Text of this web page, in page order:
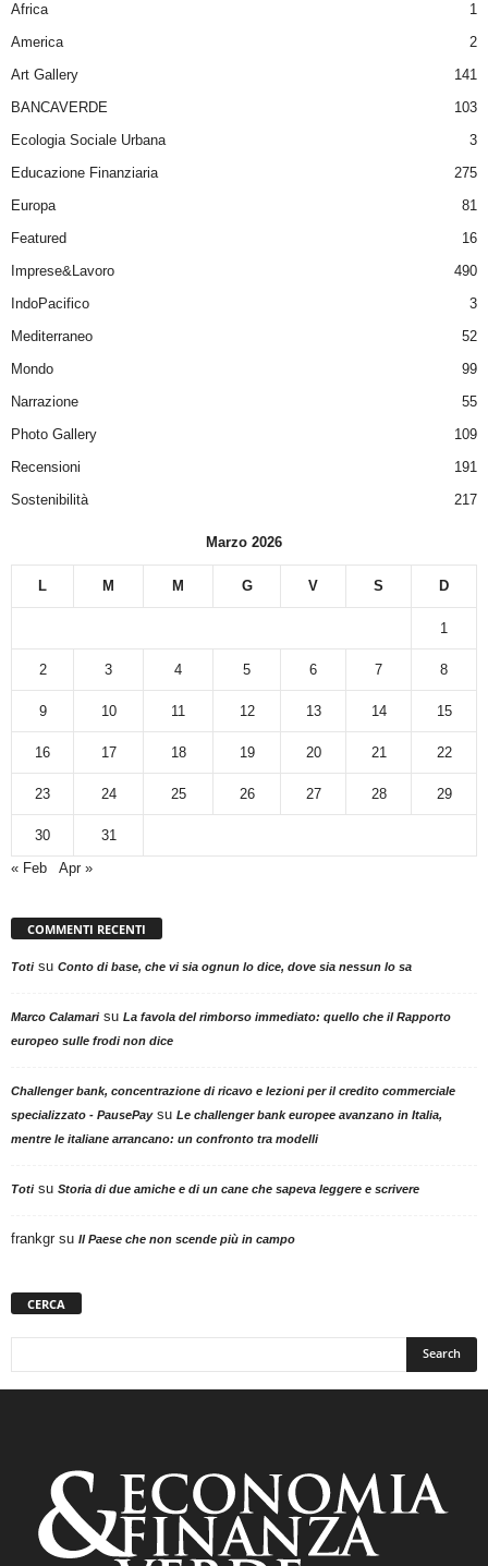
Africa
1
America
2
Art Gallery
141
BANCAVERDE
103
Ecologia Sociale Urbana
3
Educazione Finanziaria
275
Europa
81
Featured
16
Imprese&Lavoro
490
IndoPacifico
3
Mediterraneo
52
Mondo
99
Narrazione
55
Photo Gallery
109
Recensioni
191
Sostenibilità
217
Marzo 2026
L M M G V S D
1
2 3 4 5 6 7 8
9 10 11 12 13 14 15
16 17 18 19 20 21 22
23 24 25 26 27 28 29
30
31
« Feb
Apr »
COMMENTI RECENTI
Totisu Conto di base, che vi sia ognun lo dice, dove sia nessun lo sa
Marco Calamarisu La favola del rimborso immediato: quello che il Rapporto
europeo sulle frodi non dice
Challenger bank, concentrazione di ricavo e lezioni per il credito commerciale
specializzato - PausePaysu Le challenger bank europee avanzano in Italia,
mentre le italiane arrancano: un confronto tra modelli
Totisu Storia di due amiche e di un cane che sapeva leggere e scrivere
frankgr su Il Paese che non scende più in campo
CERCA